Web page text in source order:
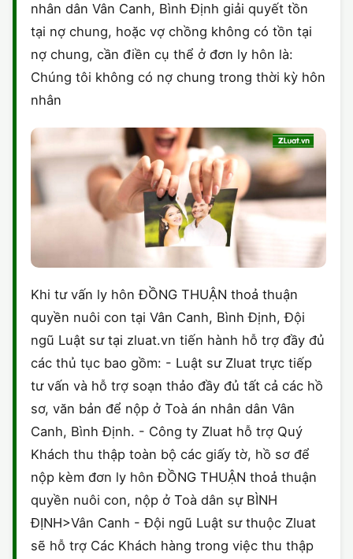
nhân dân Vân Canh, Bình Định giải quyết tồn
tại nợ chung, hoặc vợ chồng không có tồn tại
nợ chung, cần điền cụ thể ở đơn ly hôn là:
Chúng tôi không có nợ chung trong thời kỳ hôn
nhân
Khi tư vấn ly hôn ĐỒNG THUẬN thoả thuận
quyền nuôi con tại Vân Canh, Bình Định, Đội
ngũ Luật sư tại zluat.vn tiến hành hỗ trợ đầy đủ
các thủ tục bao gồm: - Luật sư Zluat trực tiếp
tư vấn và hỗ trợ soạn thảo đầy đủ tất cả các hồ
sơ, văn bản để nộp ở Toà án nhân dân Vân
Canh, Bình Định. - Công ty Zluat hỗ trợ Quý
Khách thu thập toàn bộ các giấy tờ, hồ sơ để
nộp kèm đơn ly hôn ĐỒNG THUẬN thoả thuận
quyền nuôi con, nộp ở Toà dân sự BÌNH
ĐỊNH>Vân Canh - Đội ngũ Luật sư thuộc Zluat
sẽ hỗ trợ Các Khách hàng trong việc thu thập